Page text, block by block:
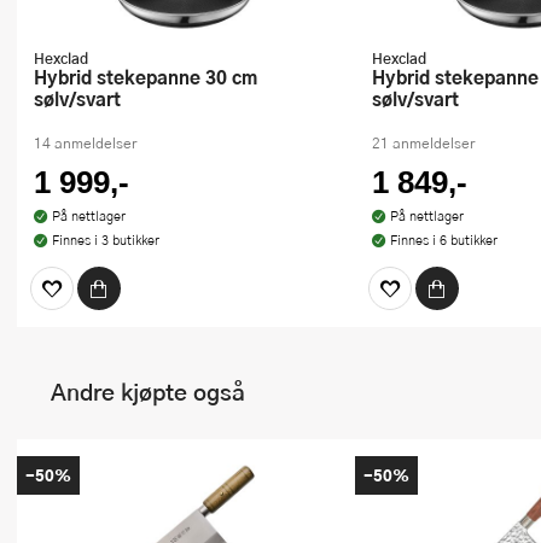
Hexclad
Hybrid stekepanne 30 cm
sølv/svart
14 anmeldelser
1 999,-
På nettlager
Finnes i 3 butikker
Hexclad
Hybrid stekepanne 26 cm
sølv/svart
21 anmeldelser
1 849,-
På nettlager
Finnes i 6 butikker
Andre kjøpte også
-50% -50%